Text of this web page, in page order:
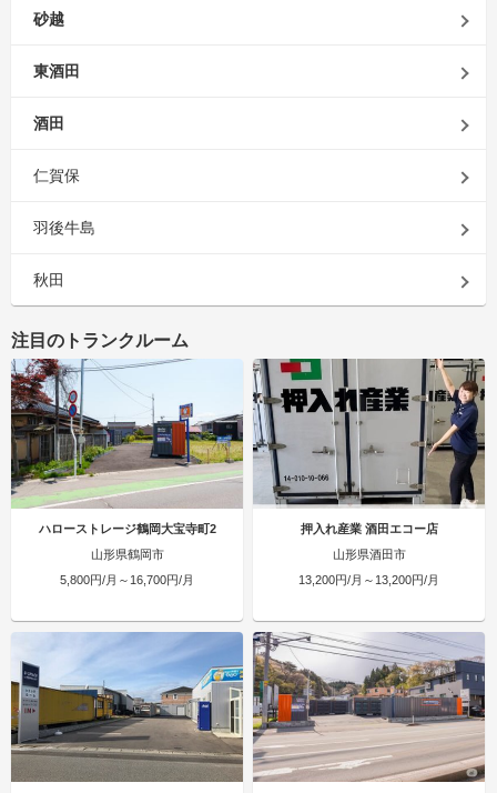
砂越
東酒田
酒田
仁賀保
羽後牛島
秋田
注目のトランクルーム
ハローストレージ鶴岡大宝寺町2
山形県鶴岡市
5,800円/月～16,700円/月
押入れ産業 酒田エコー店
山形県酒田市
13,200円/月～13,200円/月